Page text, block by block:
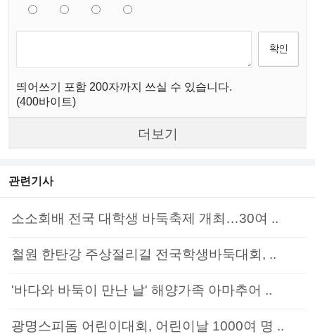
띄어쓰기 포함 200자까지 쓰실 수 있습니다.
(400바이트)
더보기
관련기사
소소회배 전국 대학생 바둑축제 개최…30여 ..
철원 한탄강 주상절리길 전국학생바둑대회, ..
'바다와 바둑이 만난 날' 해양가족 아마추어 ..
광명스피돔 어린이대회, 어린이날 1000여 명 ..